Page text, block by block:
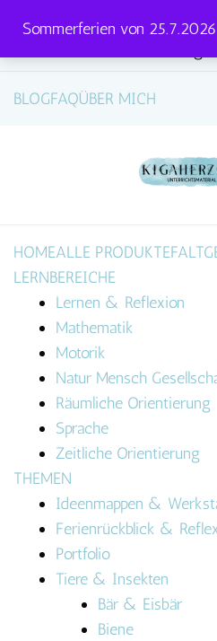
Sommerferien von
Versandtage für
BLOGFAQÜBER MICH
HOMEALLE PRODUKTE
LERNBEREICHE
Lernen & Reflexion
Mathematik
Motorik
Natur Mensch
Räumliche Orientierung
Sprache
Zeitliche Orientierung
THEMEN
Ideenmappen &
Ferienrückblick &
Portfolio
Tiere & Insekten
Bär & Eisbär
Biene